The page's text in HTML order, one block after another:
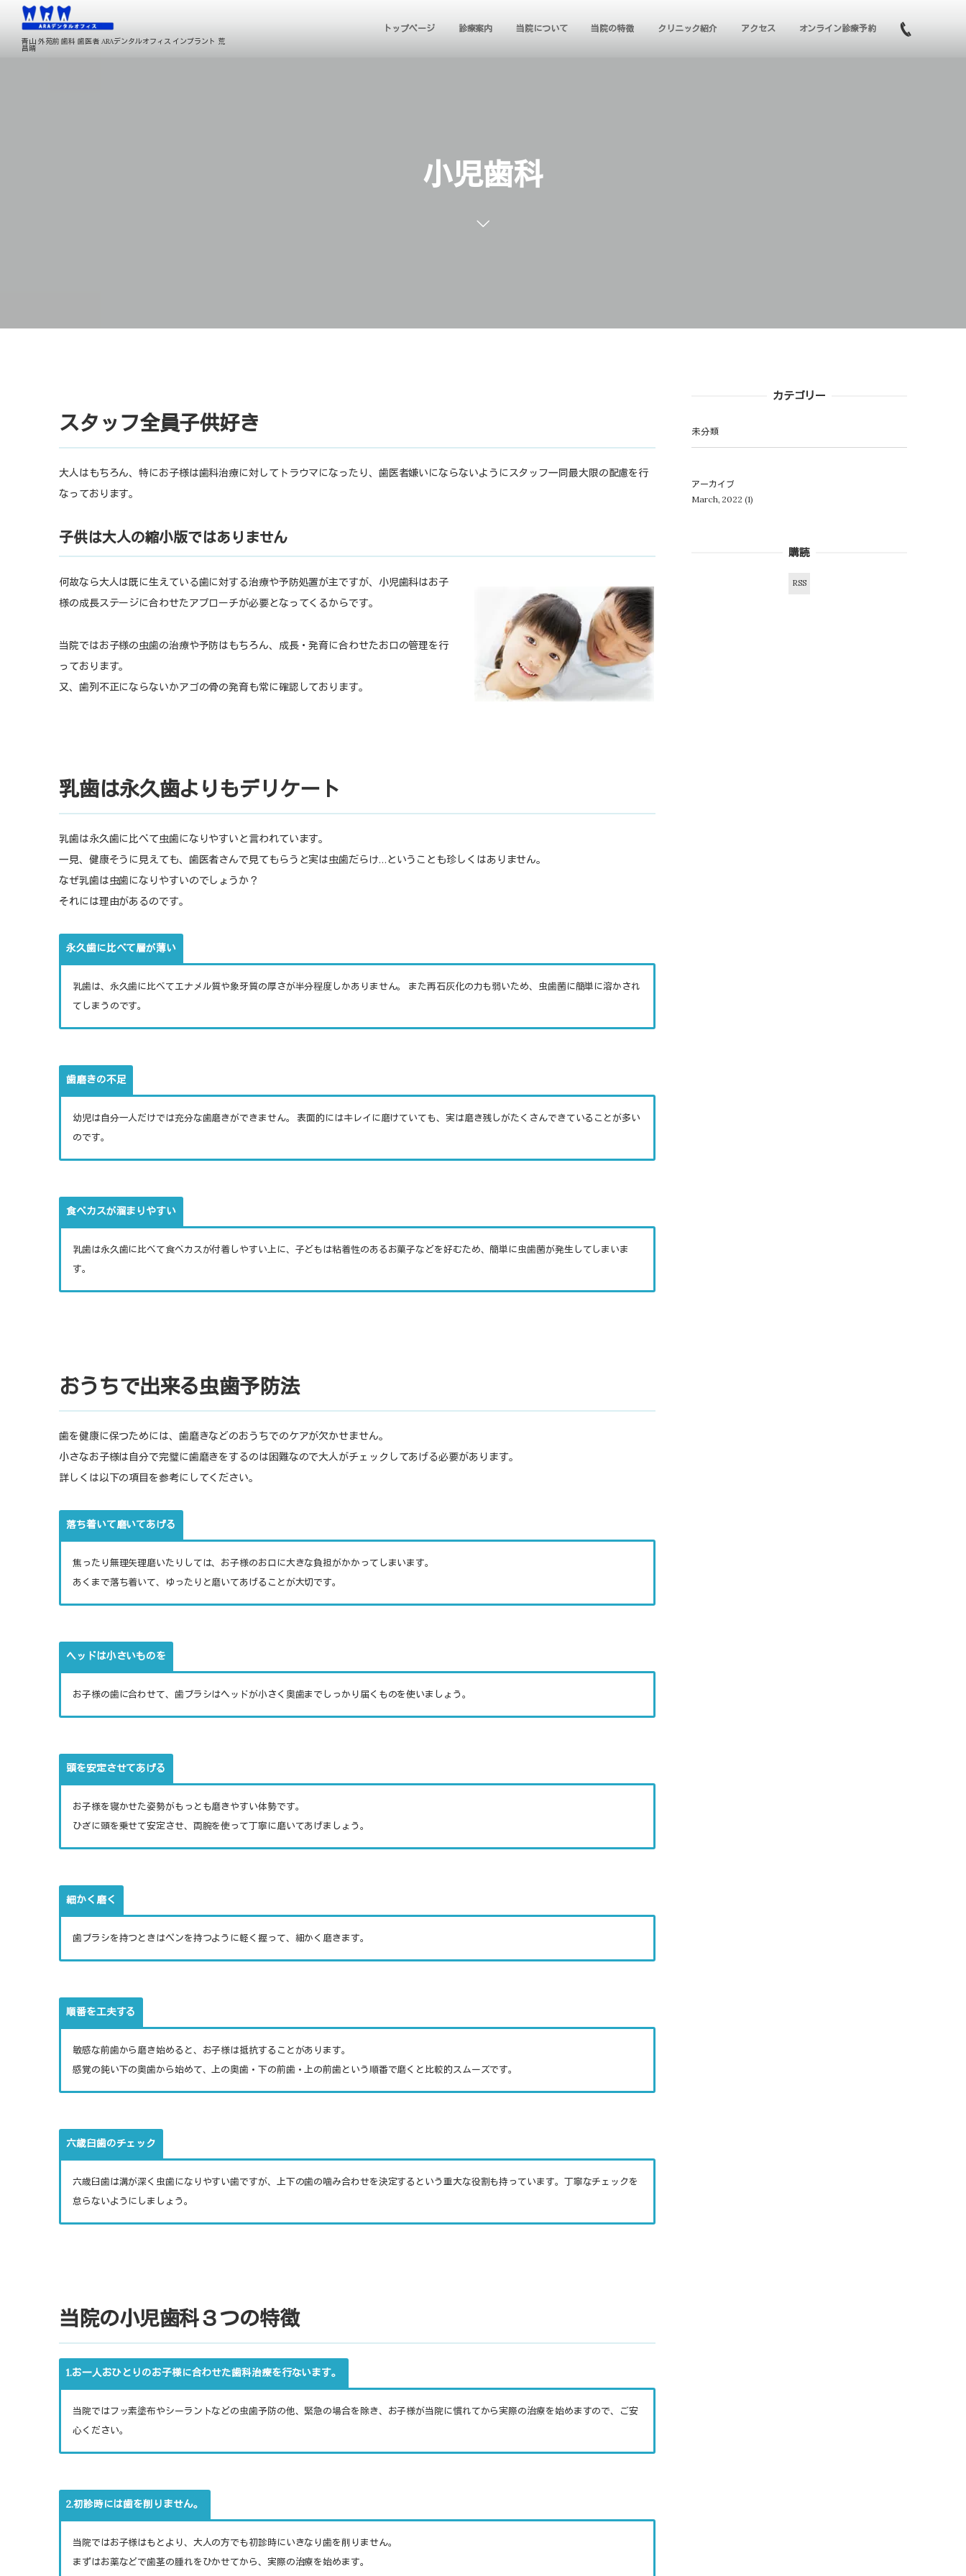
青山 外苑前 歯科 歯医者 ARAデンタルオフィス インプラント 荒
昌晴
トップページ 診療案内 当院について 当院の特徴 クリニック紹介 アクセス オンライン診療予約
小児歯科
スタッフ全員子供好き
大人はもちろん、特にお子様は歯科治療に対してトラウマになったり、歯医者嫌いにならないようにスタッフ一同最大限の配慮を行
なっております。
子供は大人の縮小版ではありません
何故なら大人は既に生えている歯に対する治療や予防処置が主ですが、小児歯科はお子
様の成長ステージに合わせたアプローチが必要となってくるからです。
当院ではお子様の虫歯の治療や予防はもちろん、成長・発育に合わせたお口の管理を行
っております。
又、歯列不正にならないかアゴの骨の発育も常に確認しております。
乳歯は永久歯よりもデリケート
乳歯は永久歯に比べて虫歯になりやすいと言われています。
一見、健康そうに見えても、歯医者さんで見てもらうと実は虫歯だらけ…ということも珍しくはありません。
なぜ乳歯は虫歯になりやすいのでしょうか？
それには理由があるのです。
永久歯に比べて層が薄い
乳歯は、永久歯に比べてエナメル質や象牙質の厚さが半分程度しかありません。 また再石灰化の力も弱いため、虫歯菌に簡単に溶かされ
てしまうのです。
歯磨きの不足
幼児は自分一人だけでは充分な歯磨きができません。 表面的にはキレイに磨けていても、実は磨き残しがたくさんできていることが多い
のです。
食べカスが溜まりやすい
乳歯は永久歯に比べて食べカスが付着しやすい上に、子どもは粘着性のあるお菓子などを好むため、簡単に虫歯菌が発生してしまいま
す。
おうちで出来る虫歯予防法
歯を健康に保つためには、歯磨きなどのおうちでのケアが欠かせません。
小さなお子様は自分で完璧に歯磨きをするのは困難なので大人がチェックしてあげる必要があります。
詳しくは以下の項目を参考にしてください。
落ち着いて磨いてあげる
焦ったり無理矢理磨いたりしては、お子様のお口に大きな負担がかかってしまいます。
あくまで落ち着いて、ゆったりと磨いてあげることが大切です。
ヘッドは小さいものを
お子様の歯に合わせて、歯ブラシはヘッドが小さく奥歯までしっかり届くものを使いましょう。
頭を安定させてあげる
お子様を寝かせた姿勢がもっとも磨きやすい体勢です。
ひざに頭を乗せて安定させ、両腕を使って丁寧に磨いてあげましょう。
細かく磨く
歯ブラシを持つときはペンを持つように軽く握って、細かく磨きます。
順番を工夫する
敏感な前歯から磨き始めると、お子様は抵抗することがあります。
感覚の鈍い下の奥歯から始めて、上の奥歯・下の前歯・上の前歯という順番で磨くと比較的スムーズです。
六歳臼歯のチェック
六歳臼歯は溝が深く虫歯になりやすい歯ですが、上下の歯の噛み合わせを決定するという重大な役割も持っています。丁寧なチェックを
怠らないようにしましょう。
当院の小児歯科３つの特徴
1.お一人おひとりのお子様に合わせた歯科治療を行ないます。
当院ではフッ素塗布やシーラントなどの虫歯予防の他、緊急の場合を除き、お子様が当院に慣れてから実際の治療を始めますので、ご安
心ください。
2.初診時には歯を削りません。
当院ではお子様はもとより、大人の方でも初診時にいきなり歯を削りません。
まずはお薬などで歯茎の腫れをひかせてから、実際の治療を始めます。
カテゴリー
未分類
アーカイブ
March, 2022 (1)
購読
RSS